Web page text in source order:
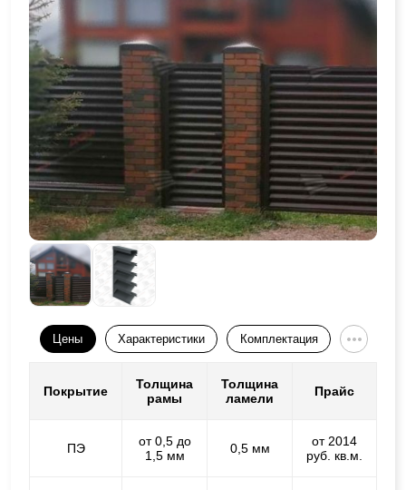
Цены Характеристики Комплектация
Покрытие
Толщина
рамы
Толщина
ламели
Прайс
ПЭ
от 0,5 до
1,5 мм
0,5 мм
от 2014
руб. кв.м.